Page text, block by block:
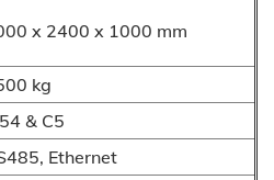
x 2400 x 1000 mm
kg
& C5
Ethernet